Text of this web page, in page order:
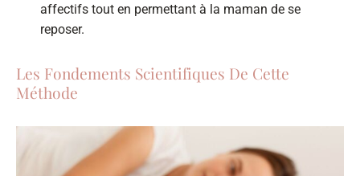
affectifs tout en permettant à la maman de se
reposer.
Les Fondements Scientifiques De Cette
Méthode